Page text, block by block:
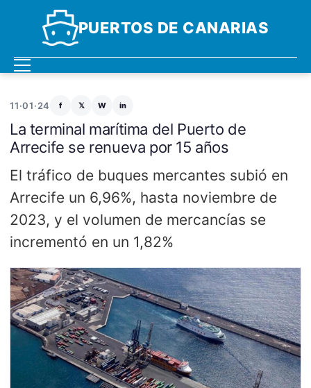
PUERTOS DE CANARIAS
11·01·24 f 𝕏 W in
La terminal marítima del Puerto de
Arrecife se renueva por 15 años
El tráfico de buques mercantes subió en
Arrecife un 6,96%, hasta noviembre de
2023, y el volumen de mercancías se
incrementó en un 1,82%